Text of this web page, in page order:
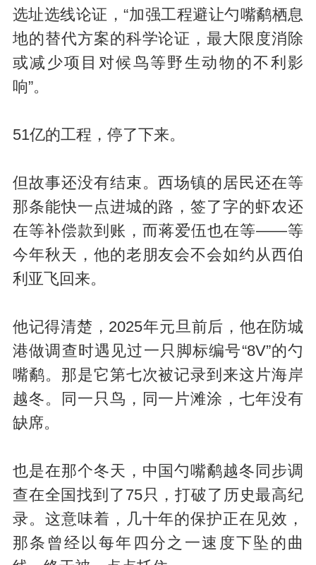
选址选线论证，“加强工程避让勺嘴鹬栖息
地的替代方案的科学论证，最大限度消除
或减少项目对候鸟等野生动物的不利影
响”。
51亿的工程，停了下来。
但故事还没有结束。西场镇的居民还在等
那条能快一点进城的路，签了字的虾农还
在等补偿款到账，而蒋爱伍也在等——等
今年秋天，他的老朋友会不会如约从西伯
利亚飞回来。
他记得清楚，2025年元旦前后，他在防城
港做调查时遇见过一只脚标编号“8V”的勺
嘴鹬。那是它第七次被记录到来这片海岸
越冬。同一只鸟，同一片滩涂，七年没有
缺席。
也是在那个冬天，中国勺嘴鹬越冬同步调
查在全国找到了75只，打破了历史最高纪
录。这意味着，几十年的保护正在见效，
那条曾经以每年四分之一速度下坠的曲